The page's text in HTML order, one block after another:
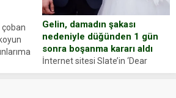
çoban
Aylar...
Gelin, damadın şakası
nedeniyle düğünden 1 gün
sonra boşanma kararı aldı
İnternet sitesi Slate’in ‘Dear
Prudence’ isimli tavsiye köşesine